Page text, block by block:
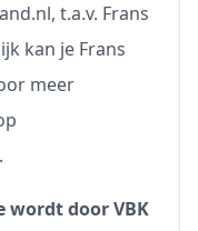
, t.a.v. Frans
kan je Frans
meer
wordt door VBK